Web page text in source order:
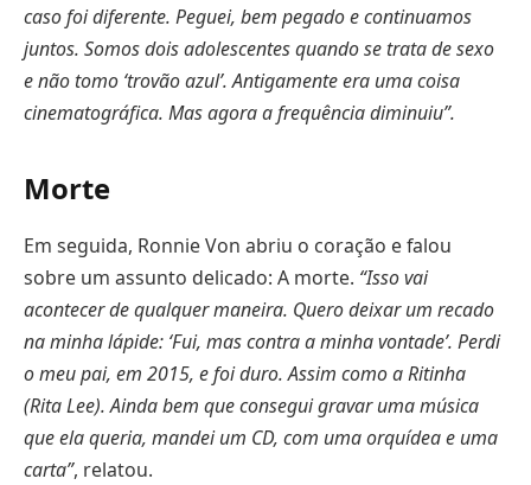
caso foi diferente. Peguei, bem pegado e continuamos
juntos. Somos dois adolescentes quando se trata de sexo
e não tomo ‘trovão azul’. Antigamente era uma coisa
cinematográfica. Mas agora a frequência diminuiu”.
Morte
Em seguida, Ronnie Von abriu o coração e falou
sobre um assunto delicado: A morte. “Isso vai
acontecer de qualquer maneira. Quero deixar um recado
na minha lápide: ‘Fui, mas contra a minha vontade’. Perdi
o meu pai, em 2015, e foi duro. Assim como a Ritinha
(Rita Lee). Ainda bem que consegui gravar uma música
que ela queria, mandei um CD, com uma orquídea e uma
carta”, relatou.